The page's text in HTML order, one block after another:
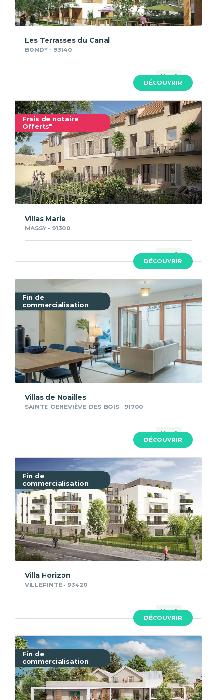
DÉCOUVRIR
Les Terrasses du Canal
BONDY - 93140
Neuf
Frais de notaire
Offerts*
DÉCOUVRIR
Villas Marie
MASSY - 91300
Neuf
Fin de
commercialisation
DÉCOUVRIR
Villas de Noailles
SAINTE-GENEVIÈVE-DES-BOIS - 91700
Neuf
Fin de
commercialisation
DÉCOUVRIR
Villa Horizon
VILLEPINTE - 93420
Neuf
Fin de
commercialisation